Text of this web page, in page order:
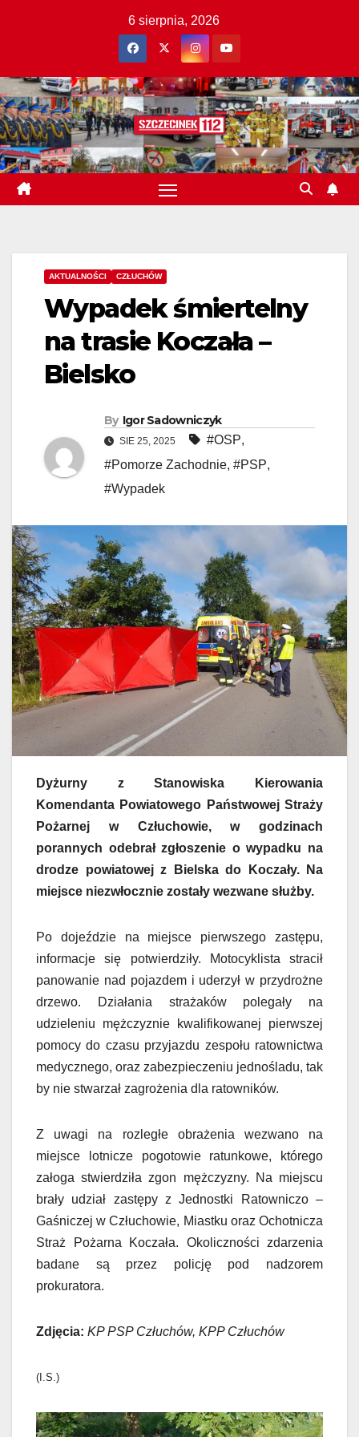
6 sierpnia, 2026
AKTUALNOŚCI CZŁUCHÓW
Wypadek śmiertelny
na trasie Koczała –
Bielsko
By Igor Sadowniczyk
SIE 25, 2025 #OSP,
#Pomorze Zachodnie, #PSP,
#Wypadek
Dyżurny z Stanowiska Kierowania
Komendanta Powiatowego Państwowej Straży
Pożarnej w Człuchowie, w godzinach
porannych odebrał zgłoszenie o wypadku na
drodze powiatowej z Bielska do Koczały. Na
miejsce niezwłocznie zostały wezwane służby.
Po dojeździe na miejsce pierwszego zastępu,
informacje się potwierdziły. Motocyklista stracił
panowanie nad pojazdem i uderzył w przydrożne
drzewo. Działania strażaków polegały na
udzieleniu mężczyznie kwalifikowanej pierwszej
pomocy do czasu przyjazdu zespołu ratownictwa
medycznego, oraz zabezpieczeniu jednośladu, tak
by nie stwarzał zagrożenia dla ratowników.
Z uwagi na rozległe obrażenia wezwano na
miejsce lotnicze pogotowie ratunkowe, którego
załoga stwierdziła zgon mężczyzny. Na miejscu
brały udział zastępy z Jednostki Ratowniczo –
Gaśniczej w Człuchowie, Miastku oraz Ochotnicza
Straż Pożarna Koczała. Okoliczności zdarzenia
badane są przez policję pod nadzorem
prokuratora.
Zdjęcia: KP PSP Człuchów, KPP Człuchów
(I.S.)